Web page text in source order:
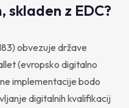
z EDC?
obvezuje države
(evropsko digitalno
implementacije bodo
digitalnih kvalifikacij